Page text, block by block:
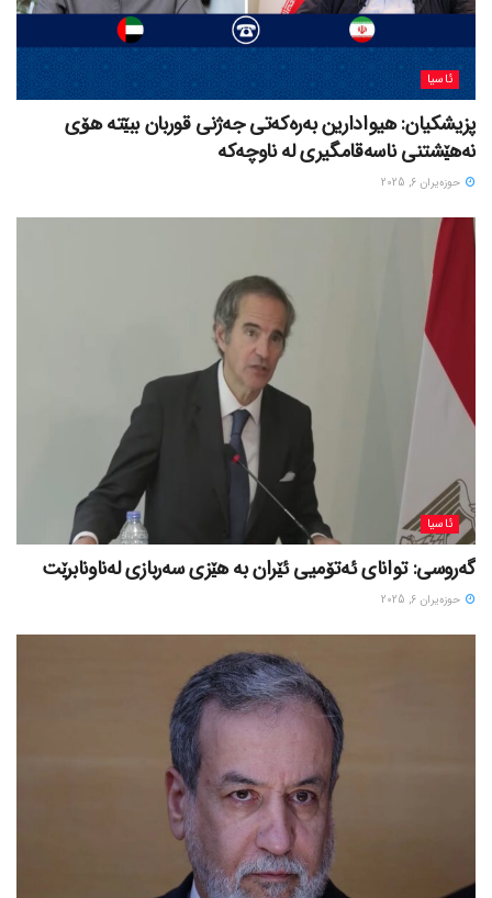
ئاسیا
پزیشکیان: هیوادارین بەرەکەتی جەژنی قوربان ببێتە هۆی
نەهێشتنی ناسەقامگیری لە ناوچەکە
حوزه‌یران 6, 2025
ئاسیا
گەروسی: توانای ئەتۆمیی ئێران بە هێزی سەربازی لەناونابرێت
حوزه‌یران 6, 2025